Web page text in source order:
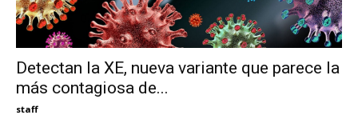
Detectan la XE, nueva variante que parece la
más contagiosa de...
staff